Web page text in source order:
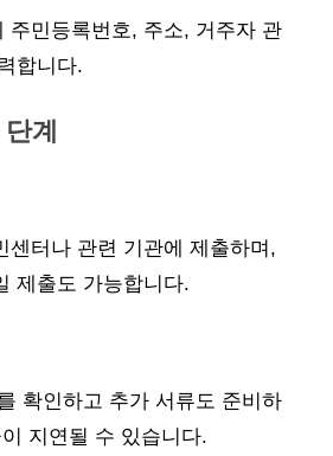
주민등록번호, 주소, 거주자 관
합니다.
계
센터나 관련 기관에 제출하며,
제출도 가능합니다.
확인하고 추가 서류도 준비하
지연될 수 있습니다.